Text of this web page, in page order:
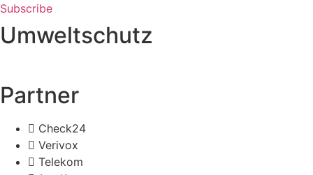
Subscribe
Umweltschutz
Partner
Check24
Verivox
Telekom